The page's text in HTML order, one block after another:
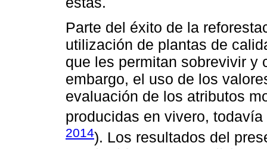
Parte del éxito de la
utilización de plantas de
que les permitan sobrevivir y
embargo, el uso de los
evaluación de los atributos
producidas en vivero,
2014). Los resultados del